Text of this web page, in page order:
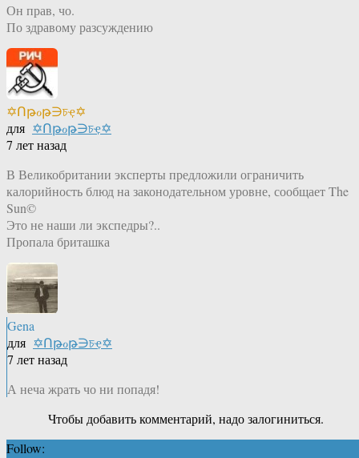
Он прав, чо.
По здравому разсуждению
✡Ոթℴթ∋চҿ✡
для ✡Ոթℴթ∋চҿ✡
7 лет назад
В Великобритании эксперты предложили ограничить
калорийность блюд на законодательном уровне, сообщает The
Sun©
Это не наши ли экспедры?..
Пропала бриташка
Gena
для ✡Ոթℴթ∋চҿ✡
7 лет назад
А неча жрать чо ни попадя!
Чтобы добавить комментарий, надо залогиниться.
Follow: